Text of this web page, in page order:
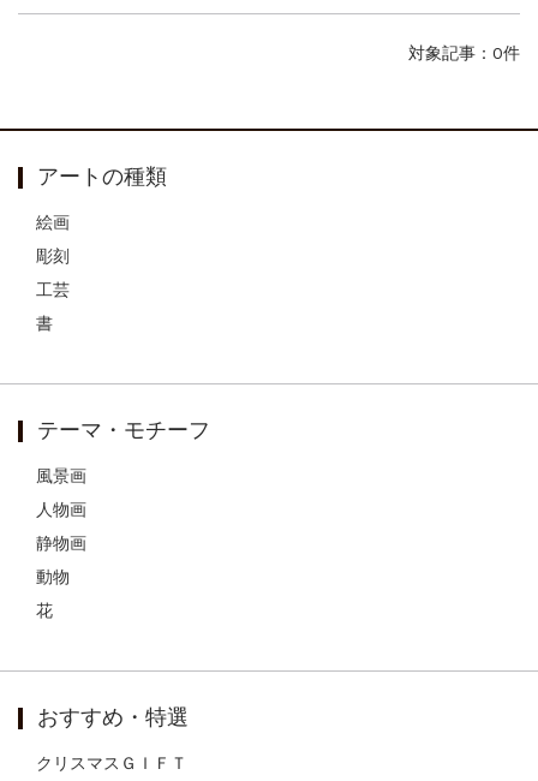
対象記事：0件
アートの種類
絵画
彫刻
工芸
書
テーマ・モチーフ
風景画
人物画
静物画
動物
花
おすすめ・特選
クリスマスＧＩＦＴ